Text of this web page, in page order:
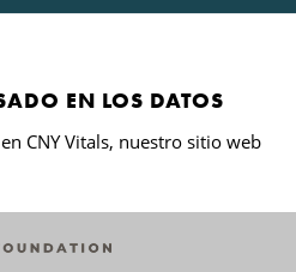
EN LOS DATOS
CNY Vitals, nuestro sitio web